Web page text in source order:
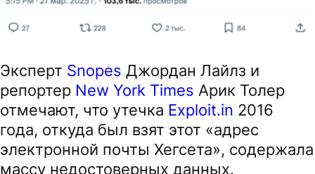
Эксперт Snopes Джордан Лайлз и
репортер New York Times Арик Толер
отмечают, что утечка Exploit.in 2016
года, откуда был взят этот «адрес
электронной почты Хегсета», содержала
массу недостоверных данных.